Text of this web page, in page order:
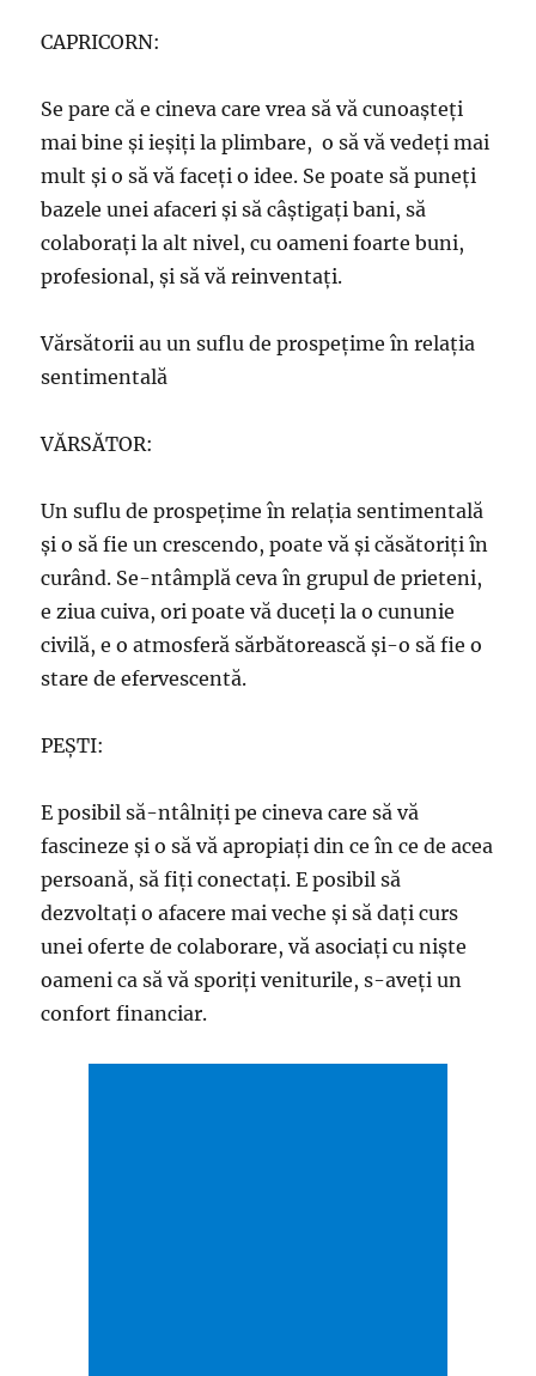
CAPRICORN:
Se pare că e cineva care vrea să vă cunoaşteţi
mai bine şi ieşiţi la plimbare, o să vă vedeţi mai
mult şi o să vă faceţi o idee. Se poate să puneţi
bazele unei afaceri şi să câştigaţi bani, să
colaboraţi la alt nivel, cu oameni foarte buni,
profesional, şi să vă reinventaţi.
Vărsătorii au un suflu de prospețime în relația
sentimentală
VĂRSĂTOR:
Un suflu de prospeţime în relaţia sentimentală
şi o să fie un crescendo, poate vă şi căsătoriţi în
curând. Se-ntâmplă ceva în grupul de prieteni,
e ziua cuiva, ori poate vă duceţi la o cununie
civilă, e o atmosferă sărbătorească şi-o să fie o
stare de efervescentă.
PEŞTI:
E posibil să-ntâlniţi pe cineva care să vă
fascineze şi o să vă apropiaţi din ce în ce de acea
persoană, să fiţi conectaţi. E posibil să
dezvoltaţi o afacere mai veche şi să daţi curs
unei oferte de colaborare, vă asociaţi cu nişte
oameni ca să vă sporiţi veniturile, s-aveţi un
confort financiar.